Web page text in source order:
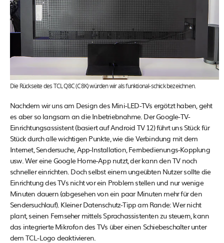
Die Rückseite des TCL Q8C (C8K) würden wir als funktional-schick bezeichnen.
Nachdem wir uns am Design des Mini-LED-TVs ergötzt haben, geht
es aber so langsam an die Inbetriebnahme. Der Google-TV-
Einrichtungsassistent (basiert auf Android TV 12) führt uns Stück für
Stück durch alle wichtigen Punkte, wie die Verbindung mit dem
Internet, Sendersuche, App-Installation, Fernbedienungs-Kopplung
usw. Wer eine Google Home-App nutzt, der kann den TV noch
schneller einrichten. Doch selbst einem ungeübten Nutzer sollte die
Einrichtung des TVs nicht vor ein Problem stellen und nur wenige
Minuten dauern (abgesehen von ein paar Minuten mehr für den
Sendersuchlauf). Kleiner Datenschutz-Tipp am Rande: Wer nicht
plant, seinen Fernseher mittels Sprachassistenten zu steuern, kann
das integrierte Mikrofon des TVs über einen Schiebeschalter unter
dem TCL-Logo deaktivieren.